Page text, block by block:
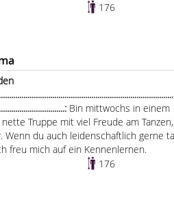
176
Bin mittwochs in einem
Truppe mit viel Freude am
du auch leidenschaftlich gerne
freu mich auf ein Kennenlernen.
176